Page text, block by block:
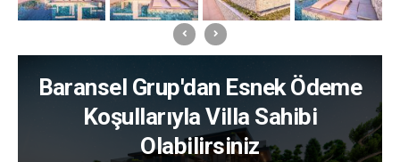
Baransel Grup'dan Esnek Ödeme
Koşullarıyla Villa Sahibi
Olabilirsiniz